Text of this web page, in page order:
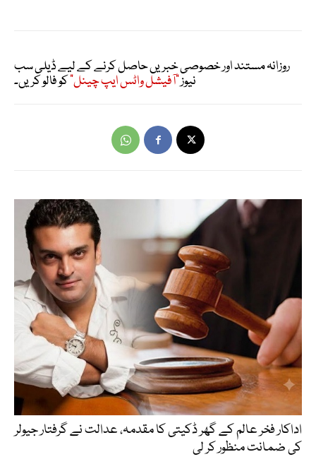
روزانہ مستند اور خصوصی خبریں حاصل کرنے کے لیے ڈیلی سب
نیوز"آفیشل واٹس ایپ چینل"کو فالو کریں۔
اداکار فخر عالم کے گھر ڈکیتی کا مقدمہ، عدالت نے گرفتار جیولر
کی ضمانت منظور کر لی